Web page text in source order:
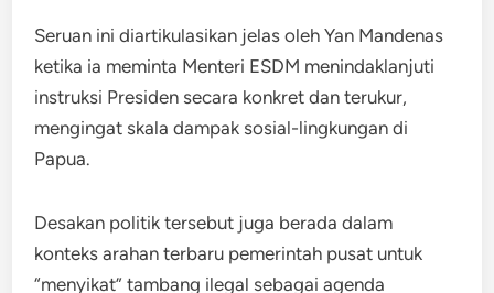
Seruan ini diartikulasikan jelas oleh Yan Mandenas
ketika ia meminta Menteri ESDM menindaklanjuti
instruksi Presiden secara konkret dan terukur,
mengingat skala dampak sosial-lingkungan di
Papua.
Desakan politik tersebut juga berada dalam
konteks arahan terbaru pemerintah pusat untuk
“menyikat” tambang ilegal sebagai agenda